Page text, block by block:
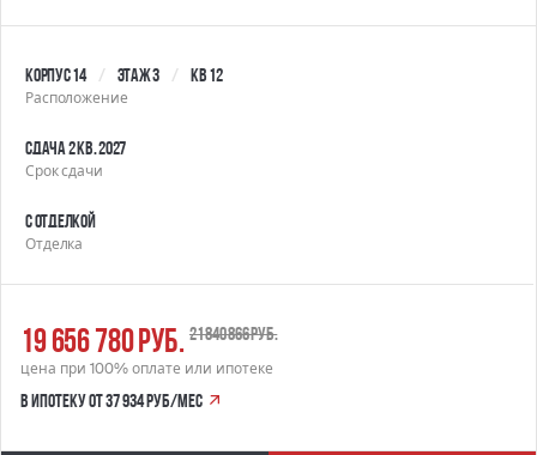
Корпус 14 Этаж 3 Кв 12
Расположение
Сдача 2 кв. 2027
Срок сдачи
С отделкой
Отделка
19 656 780 руб. 21 840 866 руб.
цена при 100% оплате или ипотеке
в ипотеку от 37 934 руб/мес